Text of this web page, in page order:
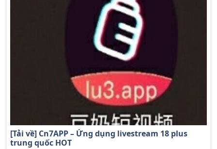
[Tải về] Cn7APP – Ứng dụng livestream 18 plus
trung quốc HOT